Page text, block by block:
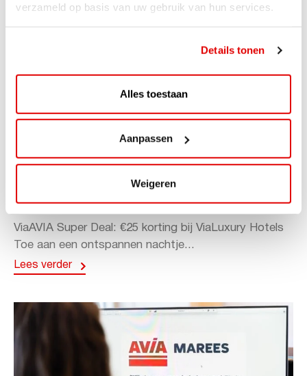
verzameld op basis van uw gebruik van hun services.
Details tonen
Alles toestaan
Aanpassen
Weigeren
ACTIE
ViaAVIA Super Deal: 20% korting bij
ViaLuxury Hotels
ViaAVIA Super Deal: €25 korting bij ViaLuxury Hotels
Toe aan een ontspannen nachtje...
Lees verder